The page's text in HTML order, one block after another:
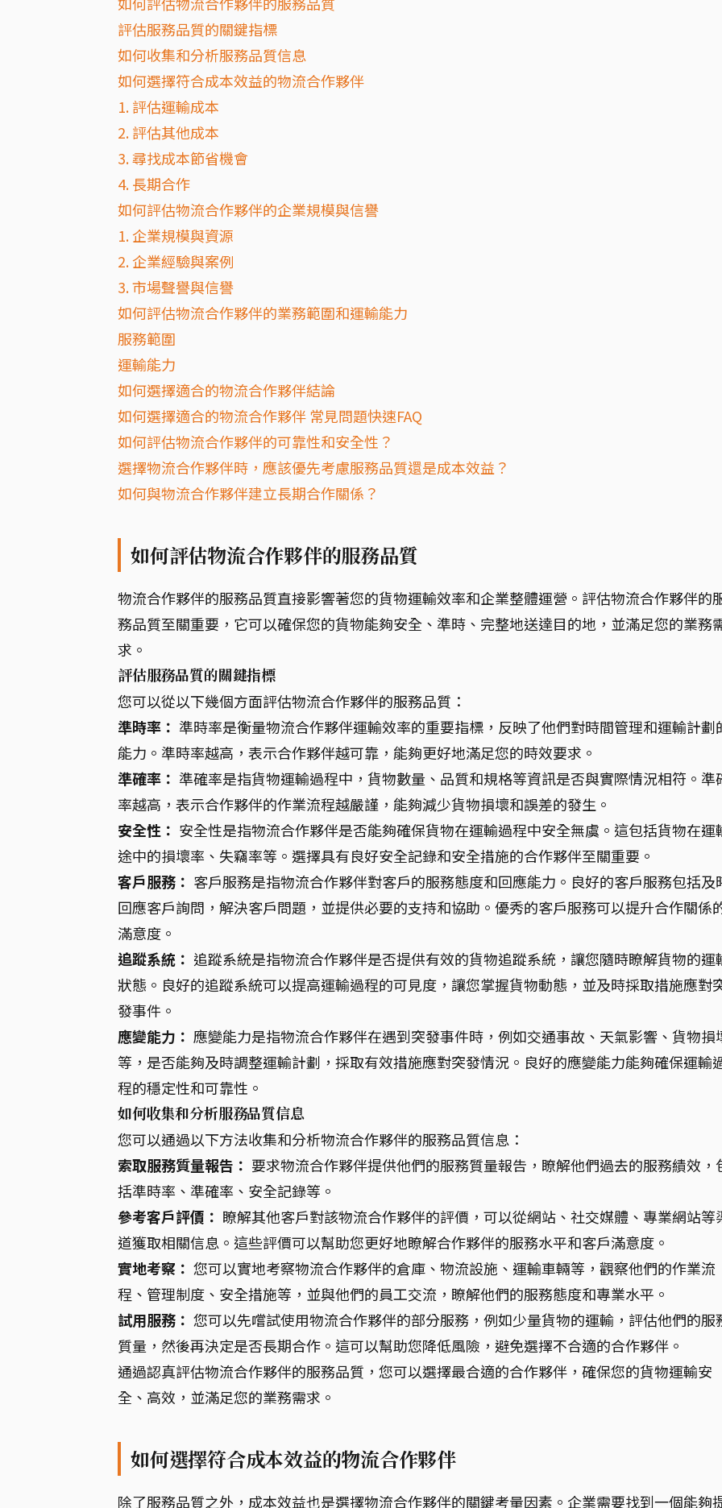
評估服務品質的關鍵指標
如何收集和分析服務品質信息
如何選擇符合成本效益的物流合作夥伴
1. 評估運輸成本
2. 評估其他成本
3. 尋找成本節省機會
4. 長期合作
如何評估物流合作夥伴的企業規模與信譽
1. 企業規模與資源
2. 企業經驗與案例
3. 市場聲譽與信譽
如何評估物流合作夥伴的業務範圍和運輸能力
服務範圍
運輸能力
如何選擇適合的物流合作夥伴結論
如何選擇適合的物流合作夥伴 常見問題快速FAQ
如何評估物流合作夥伴的可靠性和安全性？
選擇物流合作夥伴時，應該優先考慮服務品質還是成本效益？
如何與物流合作夥伴建立長期合作關係？
如何評估物流合作夥伴的服務品質
物流合作夥伴的服務品質直接影響著您的貨物運輸效率和企業整體運營。評估物流合作夥伴的
務品質至關重要，它可以確保您的貨物能夠安全、準時、完整地送達目的地，並滿足您的業務
求。
評估服務品質的關鍵指標
您可以從以下幾個方面評估物流合作夥伴的服務品質：
準時率： 準時率是衡量物流合作夥伴運輸效率的重要指標，反映了他們對時間管理和運輸計劃
能力。準時率越高，表示合作夥伴越可靠，能夠更好地滿足您的時效要求。
準確率： 準確率是指貨物運輸過程中，貨物數量、品質和規格等資訊是否與實際情況相符。準
率越高，表示合作夥伴的作業流程越嚴謹，能夠減少貨物損壞和誤差的發生。
安全性： 安全性是指物流合作夥伴是否能夠確保貨物在運輸過程中安全無虞。這包括貨物在運
途中的損壞率、失竊率等。選擇具有良好安全記錄和安全措施的合作夥伴至關重要。
客戶服務： 客戶服務是指物流合作夥伴對客戶的服務態度和回應能力。良好的客戶服務包括及
回應客戶詢問，解決客戶問題，並提供必要的支持和協助。優秀的客戶服務可以提升合作關係
滿意度。
追蹤系統： 追蹤系統是指物流合作夥伴是否提供有效的貨物追蹤系統，讓您隨時瞭解貨物的運
狀態。良好的追蹤系統可以提高運輸過程的可見度，讓您掌握貨物動態，並及時採取措施應對
發事件。
應變能力： 應變能力是指物流合作夥伴在遇到突發事件時，例如交通事故、天氣影響、貨物損
等，是否能夠及時調整運輸計劃，採取有效措施應對突發情況。良好的應變能力能夠確保運輸
程的穩定性和可靠性。
如何收集和分析服務品質信息
您可以通過以下方法收集和分析物流合作夥伴的服務品質信息：
索取服務質量報告： 要求物流合作夥伴提供他們的服務質量報告，瞭解他們過去的服務績效，
括準時率、準確率、安全記錄等。
參考客戶評價： 瞭解其他客戶對該物流合作夥伴的評價，可以從網站、社交媒體、專業網站等
道獲取相關信息。這些評價可以幫助您更好地瞭解合作夥伴的服務水平和客戶滿意度。
實地考察： 您可以實地考察物流合作夥伴的倉庫、物流設施、運輸車輛等，觀察他們的作業流
程、管理制度、安全措施等，並與他們的員工交流，瞭解他們的服務態度和專業水平。
試用服務： 您可以先嚐試使用物流合作夥伴的部分服務，例如少量貨物的運輸，評估他們的服
質量，然後再決定是否長期合作。這可以幫助您降低風險，避免選擇不合適的合作夥伴。
通過認真評估物流合作夥伴的服務品質，您可以選擇最合適的合作夥伴，確保您的貨物運輸安
全、高效，並滿足您的業務需求。
如何選擇符合成本效益的物流合作夥伴
除了服務品質之外，成本效益也是選擇物流合作夥伴的關鍵考量因素。企業需要找到一個能夠